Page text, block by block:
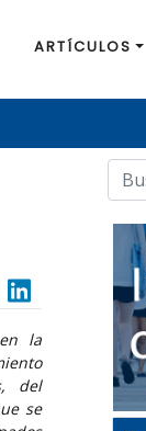
ARTÍCULOS
la
del
se